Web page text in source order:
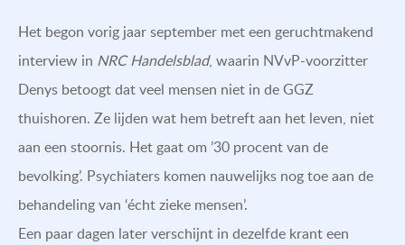
Het begon vorig jaar september met een geruchtmakend
interview in NRC Handelsblad, waarin NVvP-voorzitter
Denys betoogt dat veel mensen niet in de GGZ
thuishoren. Ze lijden wat hem betreft aan het leven, niet
aan een stoornis. Het gaat om ’30 procent van de
bevolking’. Psychiaters komen nauwelijks nog toe aan de
behandeling van ‘écht zieke mensen’.
Een paar dagen later verschijnt in dezelfde krant een